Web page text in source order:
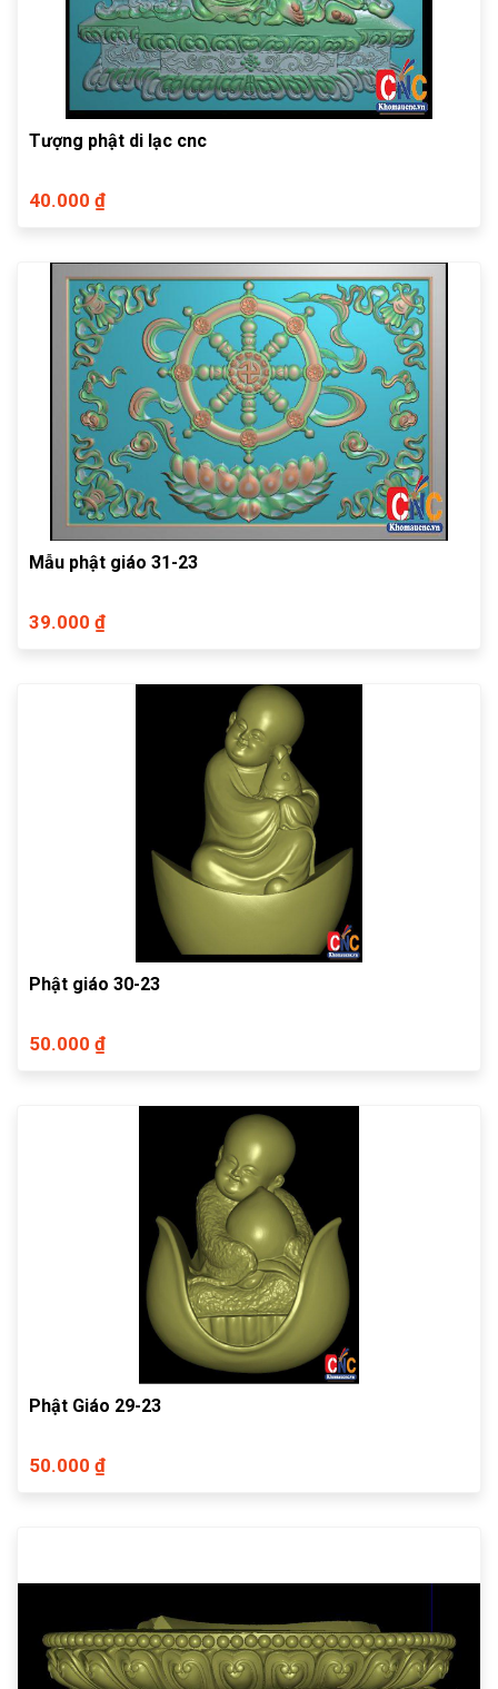
Tượng phật di lạc cnc
40.000 ₫
Mẫu phật giáo 31-23
39.000 ₫
Phật giáo 30-23
50.000 ₫
Phật Giáo 29-23
50.000 ₫